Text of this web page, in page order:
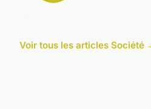
Voir tous les articles Société